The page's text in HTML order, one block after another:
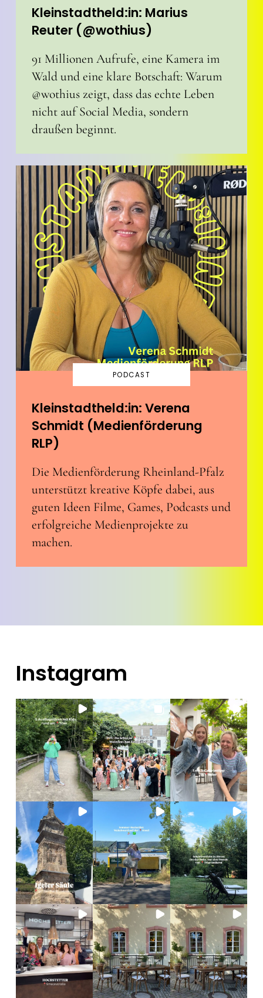
Kleinstadtheld:in: Marius
Reuter (@wothius)
91 Millionen Aufrufe, eine Kamera im
Wald und eine klare Botschaft: Warum
@wothius zeigt, dass das echte Leben
nicht auf Social Media, sondern
draußen beginnt.
PODCAST
Kleinstadtheld:in: Verena
Schmidt (Medienförderung
RLP)
Die Medienförderung Rheinland-Pfalz
unterstützt kreative Köpfe dabei, aus
guten Ideen Filme, Games, Podcasts und
erfolgreiche Medienprojekte zu
machen.
Instagram